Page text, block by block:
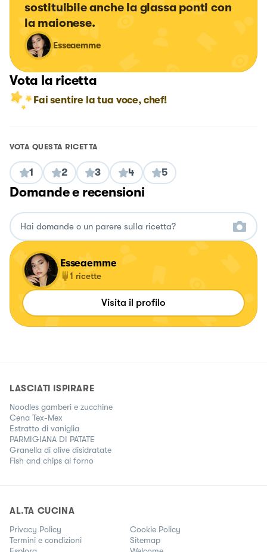
sostituibile anche la glassa ponti con
la maionese.
Esseaemme
Vota la ricetta
Fai sentire la tua voce, chef!
VOTA QUESTA RICETTA
1 2 3 4 5
Domande e recensioni
Esseaemme
1 ricette
Visita il profilo
LASCIATI ISPIRARE
Noodles gamberi e zucchine
Cena Tex-Mex
Estratto di vaniglia
PARMIGIANA DI PATATE
Granella di olive disidratate
Fish and chips al forno
AL.TA CUCINA
Privacy Policy
Cookie Policy
Termini e condizioni
Sitemap